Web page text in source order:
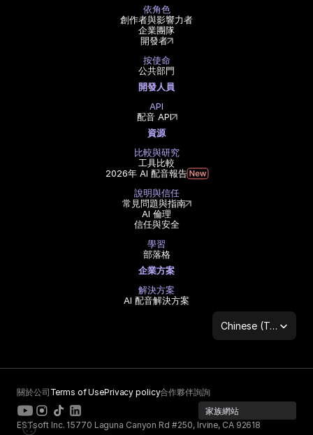
依角色
創作者與影響力者
企業團隊
開發者
按使命
公共部門
開發人員
API
配音 API
資源
比較與研究
工具比較
2026年 AI 配音報告
說明與信任
常見問題與指南
AI 倫理
信任與安全
學習
部落格
企業方案
解決方案
AI 配音解決方案
Select Language
Chinese (Traditional Han)
關於公司 Terms of UsePrivacy policy合作夥伴詢詢
家族網站
ESTsoft Inc. 15770 Laguna Canyon Rd #250, Irvine, CA 92618